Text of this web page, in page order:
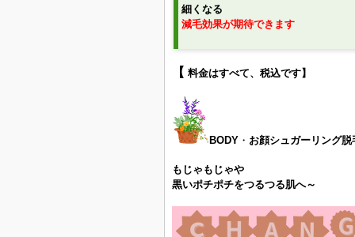
細くなる
減毛効果が期待できます
【 料金はすべて、税込です】
BODY ・ お顔シュガーリング脱
もじゃもじゃや
黒いポチポチをつるつる肌へ～